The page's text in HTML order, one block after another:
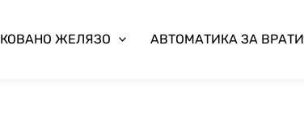
КОВАНО ЖЕЛЯЗО АВТОМАТИКА ЗА ВРАТИ